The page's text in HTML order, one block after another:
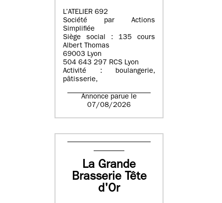
L’ATELIER 692
Société par Actions
Simplifiée
Siège social : 135 cours
Albert Thomas
69003 Lyon
504 643 297 RCS Lyon
Activité : boulangerie,
pâtisserie,
Annonce parue le
07/08/2026
La Grande
Brasserie Tête
d'Or